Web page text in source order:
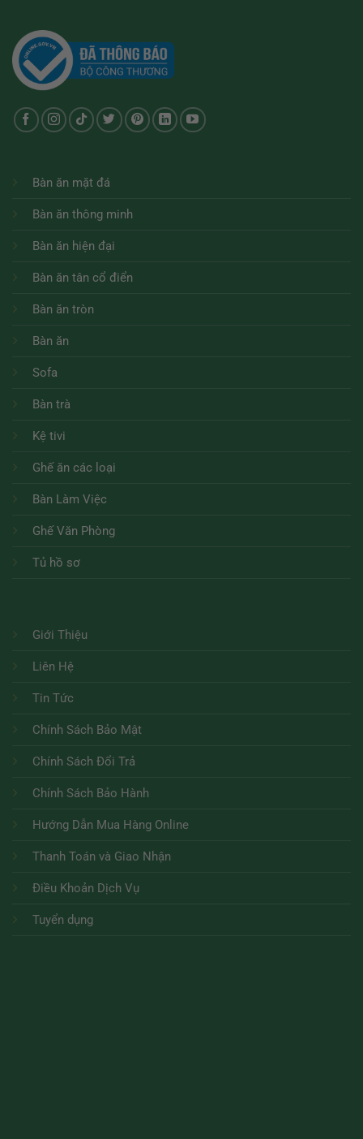
Bàn ăn mặt đá
Bàn ăn thông minh
Bàn ăn hiện đại
Bàn ăn tân cổ điển
Bàn ăn tròn
Bàn ăn
Sofa
Bàn trà
Kệ tivi
Ghế ăn các loại
Bàn Làm Việc
Ghế Văn Phòng
Tủ hồ sơ
Giới Thiệu
Liên Hệ
Tin Tức
Chính Sách Bảo Mật
Chính Sách Đổi Trả
Chính Sách Bảo Hành
Hướng Dẫn Mua Hàng Online
Thanh Toán và Giao Nhận
Điều Khoản Dịch Vụ
Tuyển dụng